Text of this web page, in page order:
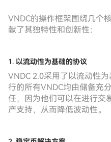
VNDC的操作框架围绕几个
献了其独特性和创新性：
1. 以流动性为基础的协议
VNDC 2.0采用了以流动性
行的所有VNDC均由储备充
任，因为他们可以在进行交
产支持，从而降低波动性。